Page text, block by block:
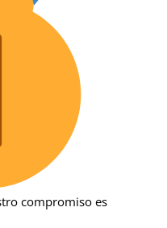
compromiso es